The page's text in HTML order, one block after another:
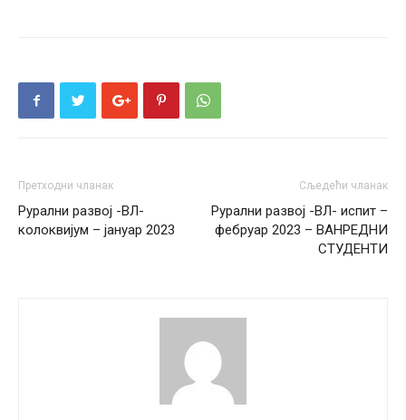
Претходни чланак
Рурални развој -ВЛ-
колоквијум – јануар 2023
Сљедећи чланак
Рурални развој -ВЛ- испит –
фебруар 2023 – ВАНРЕДНИ
СТУДЕНТИ